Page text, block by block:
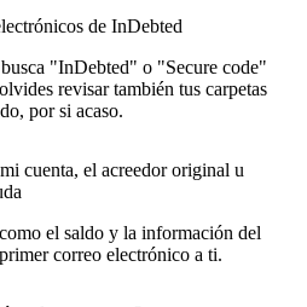
de InDebted
"InDebted" o "Secure code"
revisar también tus carpetas
por si acaso.
cuenta, el acreedor original u
el saldo y la información del
correo electrónico a ti.